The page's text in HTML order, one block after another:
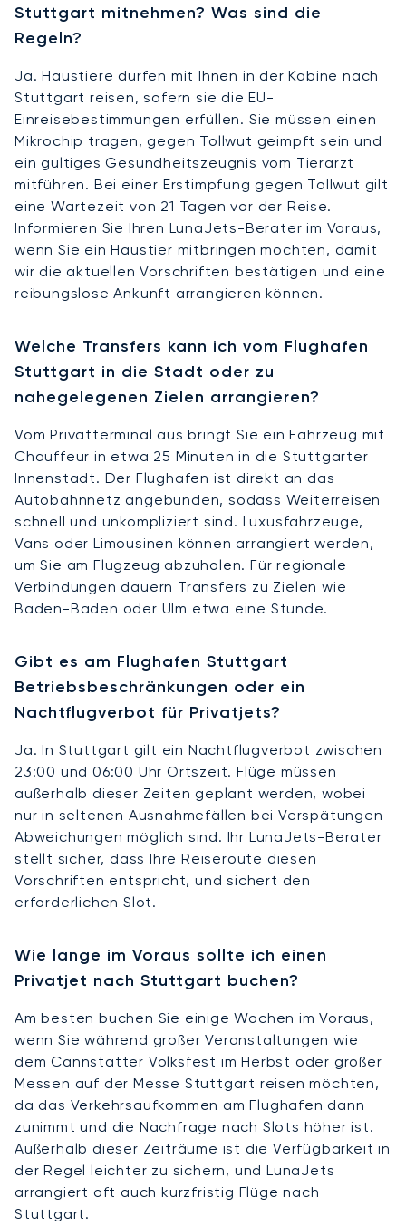
Stuttgart mitnehmen? Was sind die
Regeln?
Ja. Haustiere dürfen mit Ihnen in der Kabine nach
Stuttgart reisen, sofern sie die EU-
Einreisebestimmungen erfüllen. Sie müssen einen
Mikrochip tragen, gegen Tollwut geimpft sein und
ein gültiges Gesundheitszeugnis vom Tierarzt
mitführen. Bei einer Erstimpfung gegen Tollwut gilt
eine Wartezeit von 21 Tagen vor der Reise.
Informieren Sie Ihren LunaJets-Berater im Voraus,
wenn Sie ein Haustier mitbringen möchten, damit
wir die aktuellen Vorschriften bestätigen und eine
reibungslose Ankunft arrangieren können.
Welche Transfers kann ich vom Flughafen
Stuttgart in die Stadt oder zu
nahegelegenen Zielen arrangieren?
Vom Privatterminal aus bringt Sie ein Fahrzeug mit
Chauffeur in etwa 25 Minuten in die Stuttgarter
Innenstadt. Der Flughafen ist direkt an das
Autobahnnetz angebunden, sodass Weiterreisen
schnell und unkompliziert sind. Luxusfahrzeuge,
Vans oder Limousinen können arrangiert werden,
um Sie am Flugzeug abzuholen. Für regionale
Verbindungen dauern Transfers zu Zielen wie
Baden-Baden oder Ulm etwa eine Stunde.
Gibt es am Flughafen Stuttgart
Betriebsbeschränkungen oder ein
Nachtflugverbot für Privatjets?
Ja. In Stuttgart gilt ein Nachtflugverbot zwischen
23:00 und 06:00 Uhr Ortszeit. Flüge müssen
außerhalb dieser Zeiten geplant werden, wobei
nur in seltenen Ausnahmefällen bei Verspätungen
Abweichungen möglich sind. Ihr LunaJets-Berater
stellt sicher, dass Ihre Reiseroute diesen
Vorschriften entspricht, und sichert den
erforderlichen Slot.
Wie lange im Voraus sollte ich einen
Privatjet nach Stuttgart buchen?
Am besten buchen Sie einige Wochen im Voraus,
wenn Sie während großer Veranstaltungen wie
dem Cannstatter Volksfest im Herbst oder großer
Messen auf der Messe Stuttgart reisen möchten,
da das Verkehrsaufkommen am Flughafen dann
zunimmt und die Nachfrage nach Slots höher ist.
Außerhalb dieser Zeiträume ist die Verfügbarkeit in
der Regel leichter zu sichern, und LunaJets
arrangiert oft auch kurzfristig Flüge nach
Stuttgart.